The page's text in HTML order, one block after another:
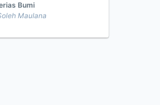
Bumi
Maulana